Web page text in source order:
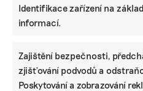
Identifikace zařízení na
informací.
Zajištění bezpečnosti,
zjišťování podvodů a
Poskytování a zobrazování
PRÁCE, KTERÁ ZLEPŠÍ SVĚT